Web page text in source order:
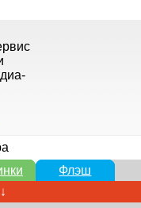
Флэш